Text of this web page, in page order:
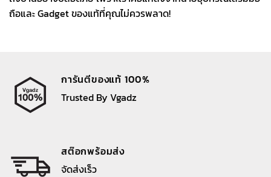
ถือและ Gadget ของแท้ที่คุณไม่ควรพลาด!
การันตีของแท้ 100%
Trusted By Vgadz
สต๊อกพร้อมส่ง
จัดส่งเร็ว